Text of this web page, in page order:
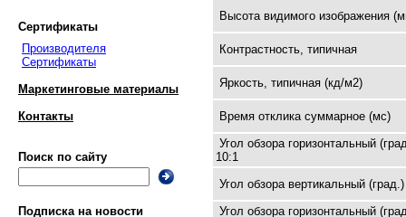
Сертификаты
Производителя
Сертификаты
Маркетинговые материалы
Контакты
Поиск по сайту
Подписка на новости
Высота видимого изображения
Контрастность, типичная
Яркость, типичная (кд/м2)
Время отклика суммарное (мс)
Угол обзора горизонтальный
10:1
Угол обзора вертикальный
Угол обзора горизонтальный